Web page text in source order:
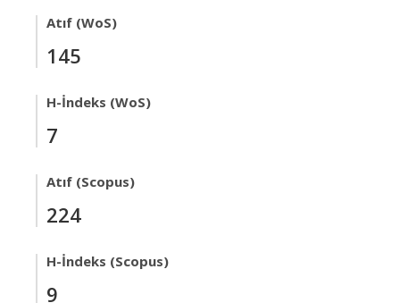
Atıf (WoS)
145
H-İndeks (WoS)
7
Atıf (Scopus)
224
H-İndeks (Scopus)
9